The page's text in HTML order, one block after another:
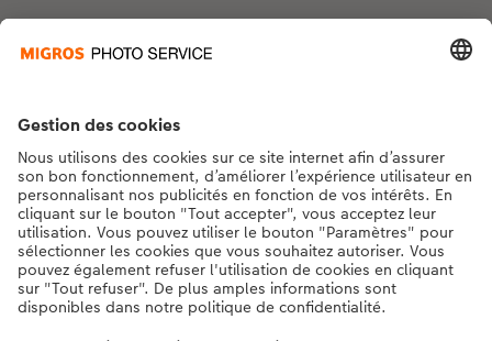
La Migros
Si vous avez des questions concernant nos produits ou votre commande,
n'hésitez pas à nous contacter du lundi au dimanche, de 9h00 à 20h00
(hors jours fériés), au numéro de téléphone 043 5500 295• 7j/7 • de 9h à
20h
|